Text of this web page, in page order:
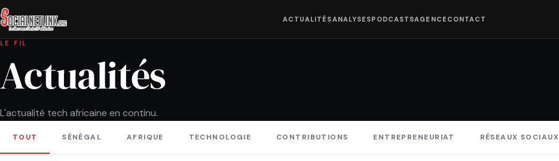
ACTUALITÉSANALYSESPODCASTSAGENCE CONTACT
LE FIL
Actualités
L'actualité tech africaine en continu.
TOUT SÉNÉGAL AFRIQUE TECHNOLOGIE CONTRIBUTIONS ENTREPRENEURIAT RÉSEAUX SOCIAUX